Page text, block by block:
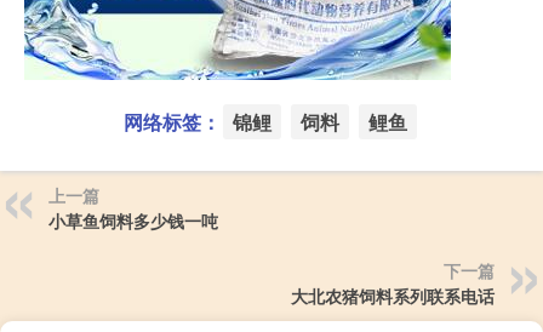
网络标签： 锦鲤 饲料 鲤鱼
上一篇
小草鱼饲料多少钱一吨
下一篇
大北农猪饲料系列联系电话